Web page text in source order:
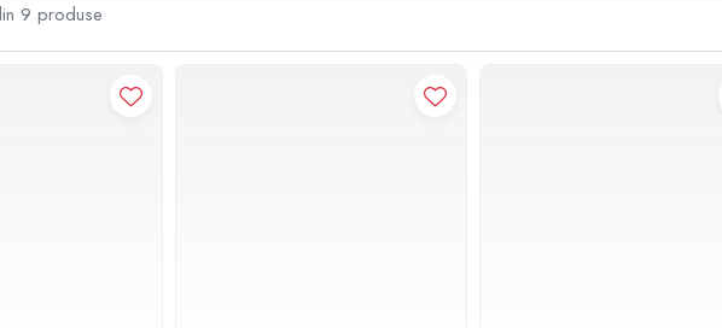
9 produse